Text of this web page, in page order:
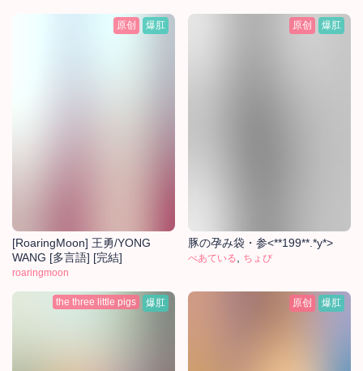
原创 爆肛
[RoaringMoon] 王勇/YONG
WANG [多言語] [完結]
roaringmoon
原创 爆肛
豚の孕み袋・参<**199**.*y*>
べあている ちょび
the three little pigs 爆肛 原创 爆肛